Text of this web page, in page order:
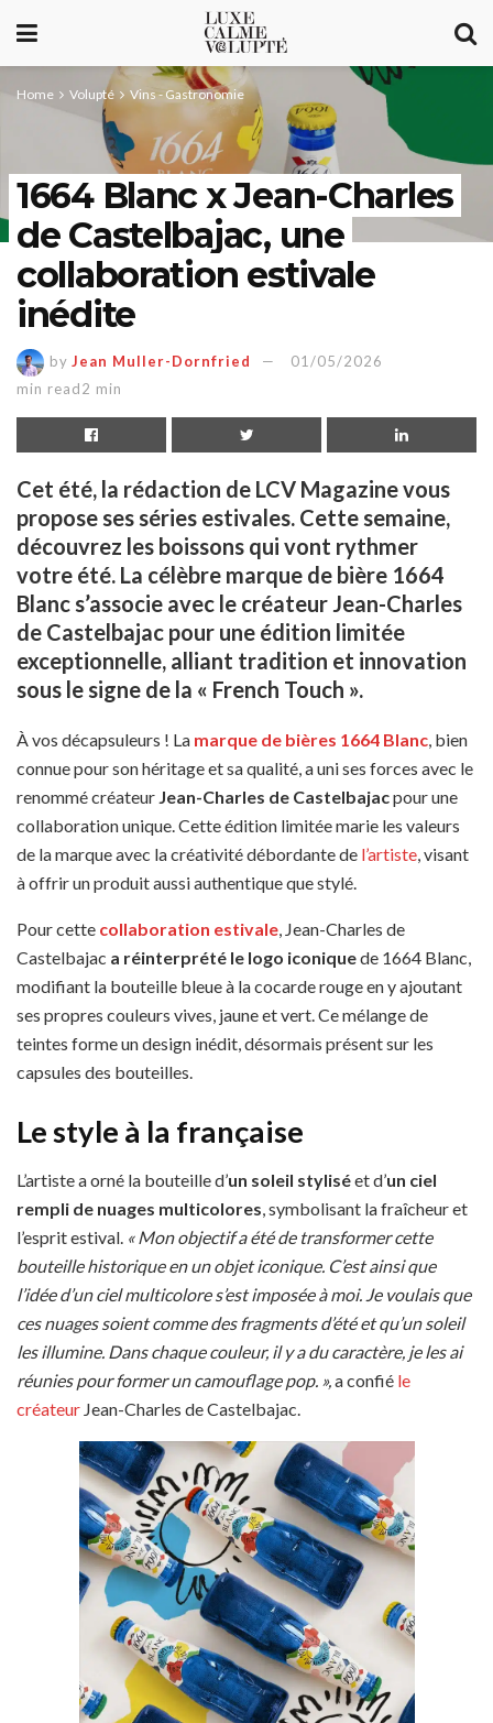
Home Volupté Vins - Gastronomie
1664 Blanc x Jean-Charles
de Castelbajac, une
collaboration estivale
inédite
by Jean Muller-Dornfried
01/05/2026
min read2 min
Cet été, la rédaction de LCV Magazine vous
propose ses séries estivales. Cette semaine,
découvrez les boissons qui vont rythmer
votre été. La célèbre marque de bière 1664
Blanc s’associe avec le créateur Jean-Charles
de Castelbajac pour une édition limitée
exceptionnelle, alliant tradition et innovation
sous le signe de la « French Touch ».
À vos décapsuleurs ! La marque de bières 1664 Blanc, bien
connue pour son héritage et sa qualité, a uni ses forces avec le
renommé créateur Jean-Charles de Castelbajacpour une
collaboration unique. Cette édition limitée marie les valeurs
de la marque avec la créativité débordante de l’artiste, visant
à offrir un produit aussi authentique que stylé.
Pour cette collaboration estivale, Jean-Charles de
Castelbajac a réinterprété le logo iconiquede 1664 Blanc,
modifiant la bouteille bleue à la cocarde rouge en y ajoutant
ses propres couleurs vives, jaune et vert. Ce mélange de
teintes forme un design inédit, désormais présent sur les
capsules des bouteilles.
Le style à la française
L’artiste a orné la bouteille d’un soleil styliséet d’un ciel
rempli de nuages multicolores, symbolisant la fraîcheur et
l’esprit estival. « Mon objectif a été de transformer cette
bouteille historique en un objet iconique. C’est ainsi que
l’idée d’un ciel multicolore s’est imposée à moi. Je voulais que
ces nuages soient comme des fragments d’été et qu’un soleil
les illumine. Dans chaque couleur, il y a du caractère, je les ai
réunies pour former un camouflage pop. »,a confié le
créateur Jean-Charles de Castelbajac.